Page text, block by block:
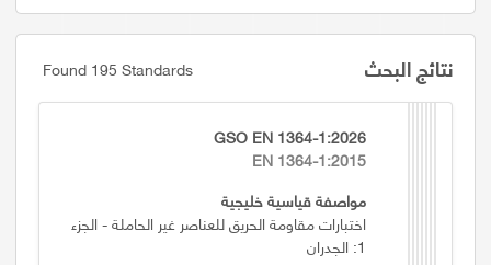
نتائج البحث Found 195 Standards
GSO EN 1364-1:2026
EN 1364-1:2015
مواصفة قياسية خليجية
اختبارات مقاومة الحريق للعناصر غير الحاملة - الجزء
1: الجدران